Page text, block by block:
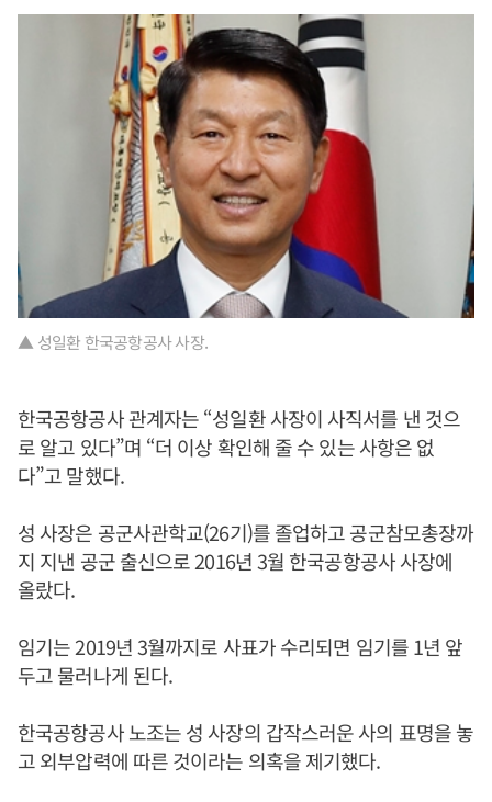
▲ 성일환 한국공항공사 사장.
한국공항공사 관계자는 “성일환 사장이 사직서를 낸 것으
로 알고 있다”며 “더 이상 확인해 줄 수 있는 사항은 없
다”고 말했다.
성 사장은 공군사관학교(26기)를 졸업하고 공군참모총장까
지 지낸 공군 출신으로 2016년 3월 한국공항공사 사장에
올랐다.
임기는 2019년 3월까지로 사표가 수리되면 임기를 1년 앞
두고 물러나게 된다.
한국공항공사 노조는 성 사장의 갑작스러운 사의 표명을 놓
고 외부압력에 따른 것이라는 의혹을 제기했다.